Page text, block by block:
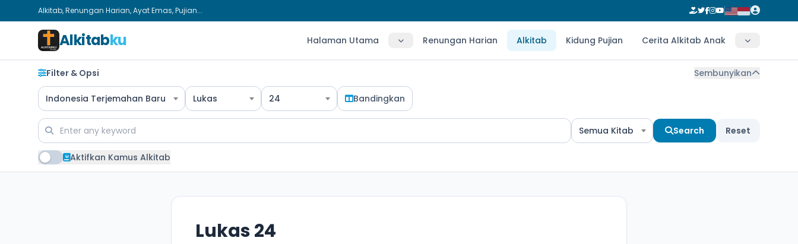
Alkitab, Renungan Harian, Ayat Emas, Pujian...
Alkitabku Halaman Utama Renungan Harian Alkitab Kidung Pujian Cerita Alkitab Anak
Filter & Opsi Sembunyikan
Indonesia Terjemahan Baru Lukas 24 Bandingkan
Semua Kitab Search Reset
Aktifkan Kamus Alkitab
Lukas 24